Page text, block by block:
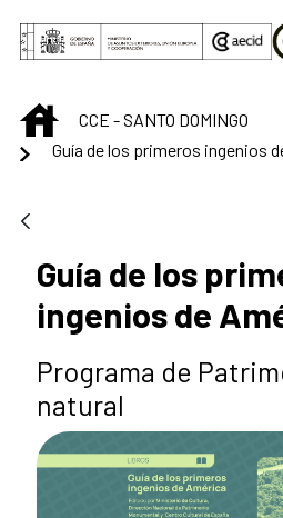
Saltar al contenido principal
INICIOCCE - SANTO DOMINGO
Guía de los primeros ingenios
Guía de los
ingenios de
Programa de
natural